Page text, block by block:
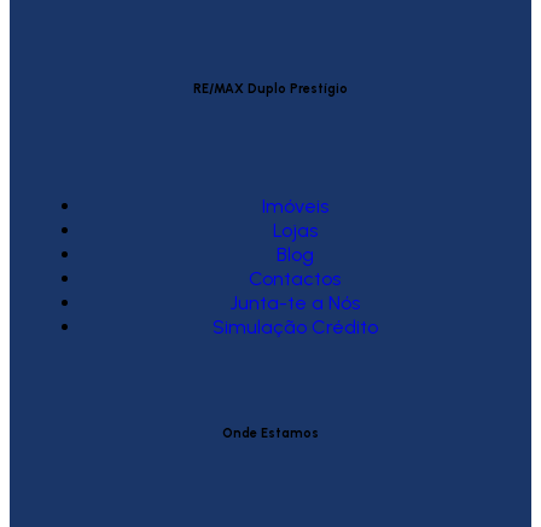
RE/MAX Duplo Prestígio
Imóveis
Lojas
Blog
Contactos
Junta-te a Nós
Simulação Crédito
Onde Estamos